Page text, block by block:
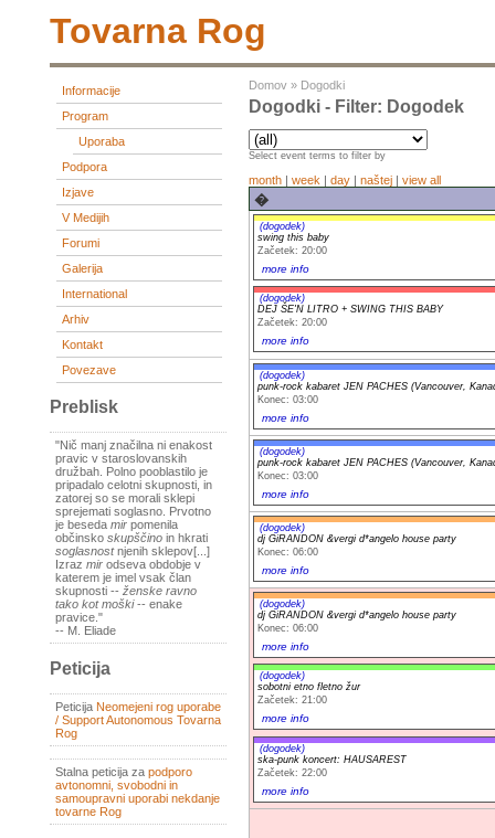
Tovarna Rog
Informacije
Program
Uporaba
Podpora
Izjave
V Medijih
Forumi
Galerija
International
Arhiv
Kontakt
Povezave
Preblisk
"Nič manj značilna ni enakost
pravic v staroslovanskih
družbah. Polno pooblastilo je
pripadalo celotni skupnosti, in
zatorej so se morali sklepi
sprejemati soglasno. Prvotno
je beseda mir pomenila
občinsko skupščino in hkrati
soglasnostnjenih sklepov[...]
Izraz mir odseva obdobje v
katerem je imel vsak član
skupnosti -- ženske ravno
tako kot moški-- enake
pravice."
-- M. Eliade
Peticija
Peticija Neomejeni rog uporabe
/ Support Autonomous Tovarna
Rog
Stalna peticija za podporo
avtonomni, svobodni in
samoupravni uporabi nekdanje
tovarne Rog
Domov » Dogodki
Dogodki - Filter: Dogodek
Select event terms to filter by
month | week | day | naštej | view all
�
(dogodek)
swing this baby
Začetek: 20:00
more info
(dogodek)
DEJ ŠE'N LITRO + SWING THIS BABY
Začetek: 20:00
more info
(dogodek)
punk-rock kabaret JEN PACHES (Vancouver,
Konec: 03:00
more info
(dogodek)
punk-rock kabaret JEN PACHES (Vancouver,
Konec: 03:00
more info
(dogodek)
dj GiRANDON &vergi d*angelo house party
Konec: 06:00
more info
(dogodek)
dj GiRANDON &vergi d*angelo house party
Konec: 06:00
more info
(dogodek)
sobotni etno fletno žur
Začetek: 21:00
more info
(dogodek)
ska-punk koncert: HAUSAREST
Začetek: 22:00
more info